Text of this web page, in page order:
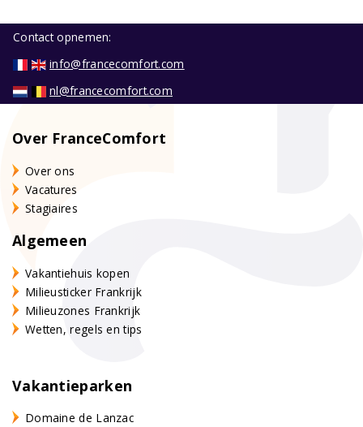
Contact opnemen:
info@francecomfort.com
nl@francecomfort.com
Over FranceComfort
Over ons
Vacatures
Stagiaires
Algemeen
Vakantiehuis kopen
Milieusticker Frankrijk
Milieuzones Frankrijk
Wetten, regels en tips
Vakantieparken
Domaine de Lanzac